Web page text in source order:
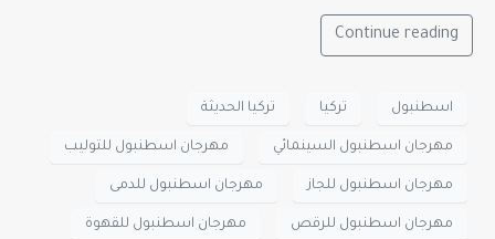
Continue reading
اسطنبول تركيا تركيا الحديثة
مهرجان اسطنبول السينمائي مهرجان اسطنبول للتوليب
مهرجان اسطنبول للجاز مهرجان اسطنبول للدمى
مهرجان اسطنبول للرقص مهرجان اسطنبول للقهوة